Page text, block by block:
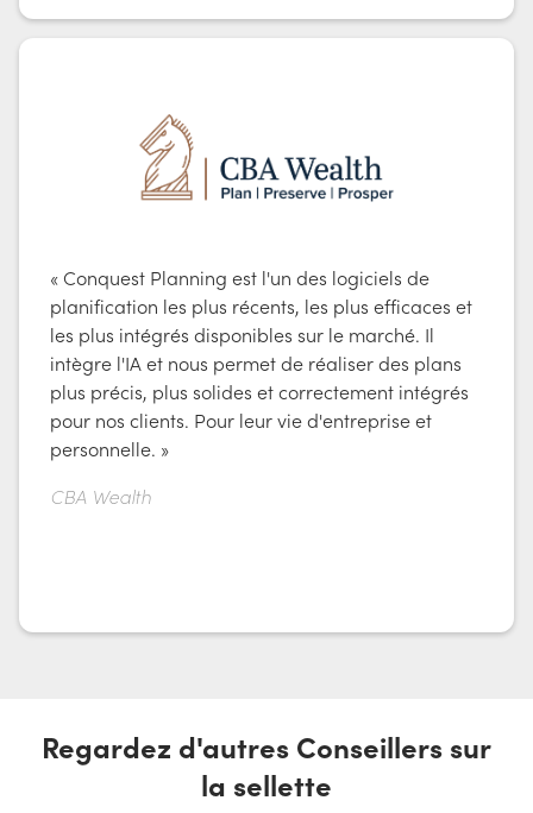
« Conquest Planning est l'un des logiciels de
planification les plus récents, les plus efficaces et
les plus intégrés disponibles sur le marché. Il
intègre l'IA et nous permet de réaliser des plans
plus précis, plus solides et correctement intégrés
pour nos clients. Pour leur vie d'entreprise et
personnelle. »
CBA Wealth
Regardez d'autres Conseillers sur
la sellette